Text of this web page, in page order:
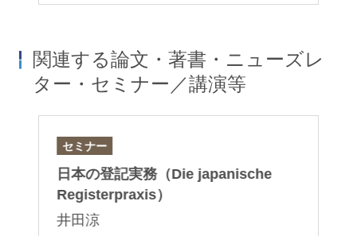
関連する論文・著書・ニューズレ
ター・セミナー／講演等
セミナー
日本の登記実務（Die japanische
Registerpraxis）
井田涼